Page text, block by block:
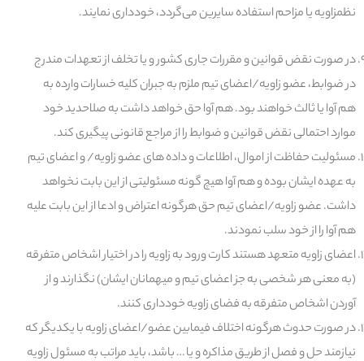
نظمزاویهیا مزاحم استفاده سایرین می‌گردد، خودداری نمایند.
در صورت نقض قوانین و مقررات جاری کشور و یا تخلف از تعهدات مندرج
در ضوابط، عضو زاویه/اعضای تیم ملزم به جبران کلیه خسارات وارده به
هم آوا یا ثالث خواهند بود. هم آوا حق خواهد داشت به صلاحدید خود
موارد احتمالی نقض قوانین و ضوابط را از مراجع قانونی پیگیری کند.
مسئولیت حفاظت از اموال، اطلاعات و داده های عضو زاویه/ و اعضای تیم
به عهده ایشان بوده و هم آوا هیچ گونه مسئولیتی از این بابت نخواهد
داشت. عضو زاویه/اعضای تیم حق هرگونه اعتراض و ادعا از این بابت علیه
هم آوا را از خود سلب نمودند.
اعضای زاویه متعهد هستند کارت ورود به زاویه را در اختیار اشخاص متفرقه
(به معنی هر شخصی به جز اعضای تیم و میهمانان ایشان) نگذارند و از
آوردن اشخاص متفرقه به فضای زاویه خودداری کنند.
در صورت حدوث هرگونه اختلاف فیمابین عضو/اعضای زاویه با یکدیگر که
نیازمند حل و فصل از طریق مذاکره و یا … باشد، باید مراتب به مسئول زاویه